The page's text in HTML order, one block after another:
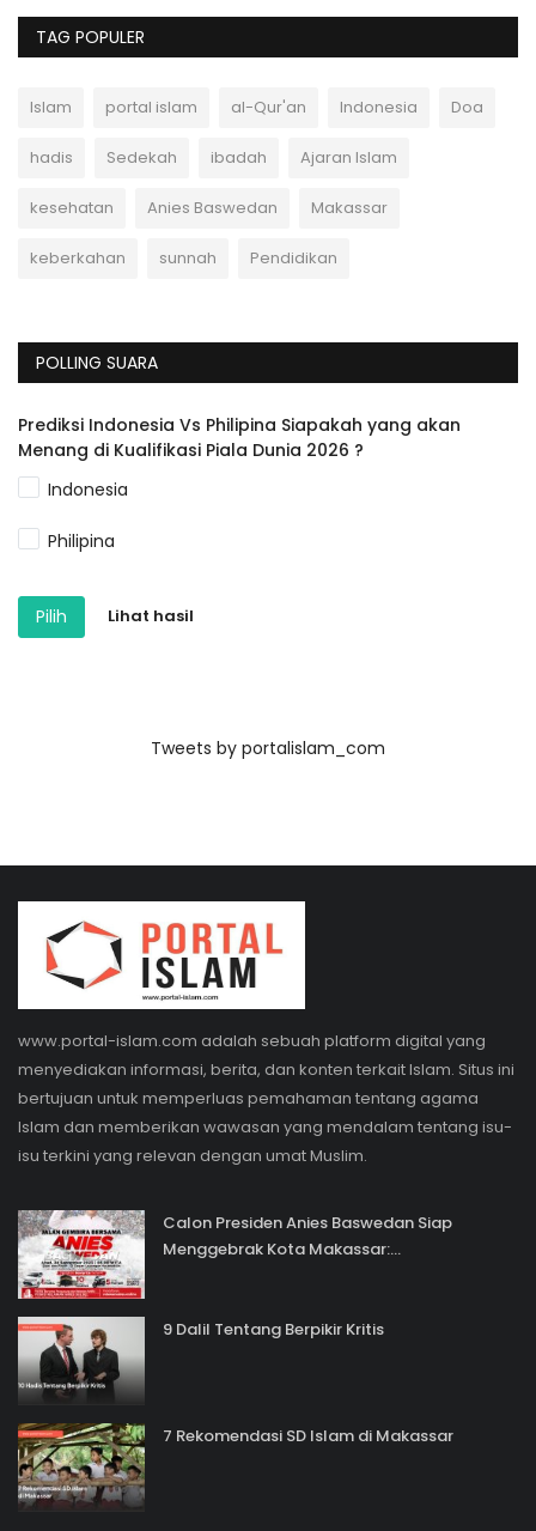
TAG POPULER
Islam portal islam al-Qur'an Indonesia Doa
hadis Sedekah ibadah Ajaran Islam
kesehatan Anies Baswedan Makassar
keberkahan sunnah Pendidikan
POLLING SUARA
Prediksi Indonesia Vs Philipina Siapakah yang akan
Menang di Kualifikasi Piala Dunia 2026 ?
Indonesia
Philipina
Pilih Lihat hasil
Tweets by portalislam_com
www.portal-islam.com adalah sebuah platform digital yang
menyediakan informasi, berita, dan konten terkait Islam. Situs ini
bertujuan untuk memperluas pemahaman tentang agama
Islam dan memberikan wawasan yang mendalam tentang isu-
isu terkini yang relevan dengan umat Muslim.
Calon Presiden Anies Baswedan Siap
Menggebrak Kota Makassar:...
9 Dalil Tentang Berpikir Kritis
7 Rekomendasi SD Islam di Makassar